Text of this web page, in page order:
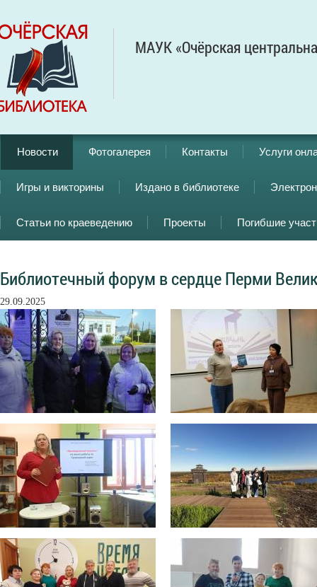
МАУК «Очёрская
Новости Фотогалерея Контакты Услуги
Игры и викторины Издано в библиотеке
Статьи по краеведению Проекты Погибшие
Библиотечный форум в сердце Перми
29.09.2025